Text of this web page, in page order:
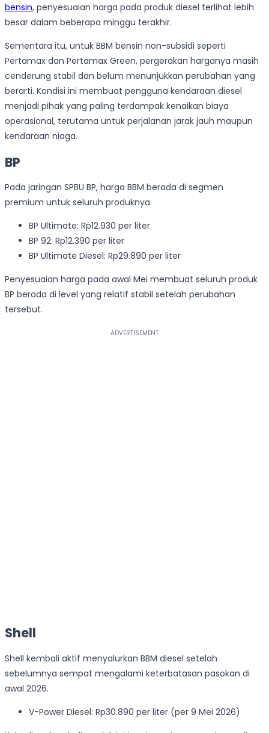
bensin, penyesuaian harga pada produk diesel terlihat lebih
besar dalam beberapa minggu terakhir.
Sementara itu, untuk BBM bensin non-subsidi seperti
Pertamax dan Pertamax Green, pergerakan harganya masih
cenderung stabil dan belum menunjukkan perubahan yang
berarti. Kondisi ini membuat pengguna kendaraan diesel
menjadi pihak yang paling terdampak kenaikan biaya
operasional, terutama untuk perjalanan jarak jauh maupun
kendaraan niaga.
BP
Pada jaringan SPBU BP, harga BBM berada di segmen
premium untuk seluruh produknya.
BP Ultimate: Rp12.930 per liter
BP 92: Rp12.390 per liter
BP Ultimate Diesel: Rp29.890 per liter
Penyesuaian harga pada awal Mei membuat seluruh produk
BP berada di level yang relatif stabil setelah perubahan
tersebut.
Shell
Shell kembali aktif menyalurkan BBM diesel setelah
sebelumnya sempat mengalami keterbatasan pasokan di
awal 2026.
V-Power Diesel: Rp30.890 per liter (per 9 Mei 2026)